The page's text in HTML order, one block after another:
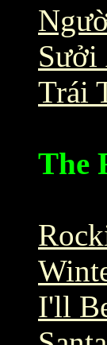
Sưởi
Trái
The
I'll